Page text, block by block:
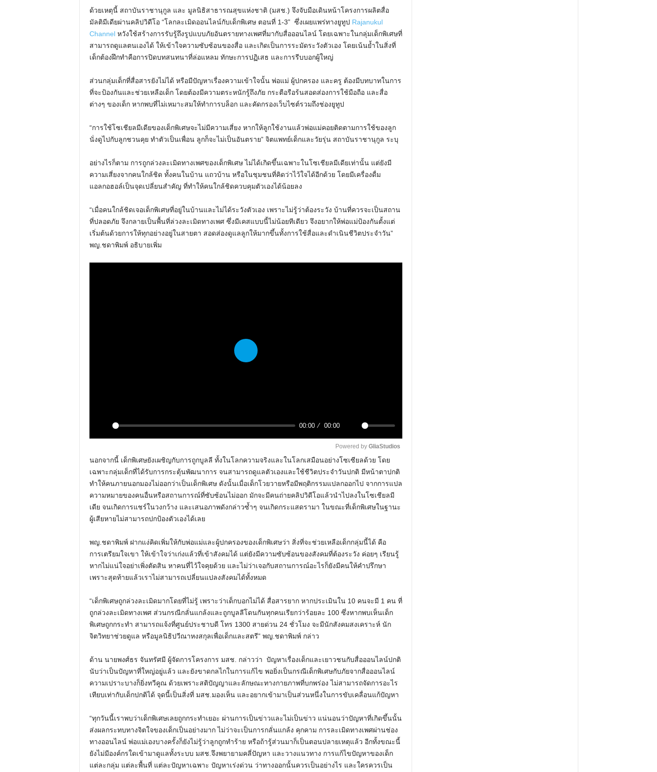
ด้วยเหตุนี้ สถาบันราชานุกูล และ มูลนิธิสาธารณสุขแห่งชาติ (มสช.) จึงจับมือเดินหน้าโครงการผลิตสื่อ
มัลติมีเดียผ่านคลิปวิดีโอ “โลกละเมิดออนไลน์กับเด็กพิเศษ ตอนที่ 1-3” ซึ่งเผยแพร่ทางยูทูป Rajanukul
Channelหวังใช้สร้างการรับรู้ถึงรูปแบบภัยอันตรายทางเพศที่มากับสื่อออนไลน์ โดยเฉพาะในกลุ่มเด็กพิเศษที่
สามารถดูแลตนเองได้ ให้เข้าใจความซับซ้อนของสื่อ และเกิดเป็นการระมัดระวังตัวเอง โดยเน้นย้ำในสิ่งที่
เด็กต้องฝึกทำคือการปิดบทสนทนาที่ล่อแหลม ทักษะการปฏิเสธ และการรีบบอกผู้ใหญ่
ส่วนกลุ่มเด็กที่สื่อสารยังไม่ได้ หรือมีปัญหาเรื่องความเข้าใจนั้น พ่อแม่ ผู้ปกครอง และครู ต้องมีบทบาทในการ
ที่จะป้องกันและช่วยเหลือเด็ก โดยต้องมีความตระหนักรู้ถึงภัย กระตือรือร้นสอดส่องการใช้มือถือ และสื่อ
ต่างๆ ของเด็ก หากพบที่ไม่เหมาะสมให้ทำการบล็อก และคัดกรองเว็บไซต์รวมถึงช่องยูทูป
“การใช้โซเชียลมีเดียของเด็กพิเศษจะไม่มีความเสี่ยง หากให้ลูกใช้งานแล้วพ่อแม่คอยติดตามการใช้ของลูก
นั่งดูไปกับลูกชวนคุย ทำตัวเป็นเพื่อน ลูกก็จะไม่เป็นอันตราย” จิตแพทย์เด็กและวัยรุ่น สถาบันราชานุกูล ระบุ
อย่างไรก็ตาม การถูกล่วงละเมิดทางเพศของเด็กพิเศษ ไม่ได้เกิดขึ้นเฉพาะในโซเชียลมีเดียเท่านั้น แต่ยังมี
ความเสี่ยงจากคนใกล้ชิด ทั้งคนในบ้าน แถวบ้าน หรือในชุมชนที่คิดว่าไว้ใจได้อีกด้วย โดยมีเครื่องดื่ม
แอลกอฮอล์เป็นจุดเปลี่ยนสำคัญ ที่ทำให้คนใกล้ชิดควบคุมตัวเองได้น้อยลง
“เมื่อคนใกล้ชิดเจอเด็กพิเศษที่อยู่ในบ้านและไม่ได้ระวังตัวเอง เพราะไม่รู้ว่าต้องระวัง บ้านที่ควรจะเป็นสถาน
ที่ปลอดภัย จึงกลายเป็นพื้นที่ล่วงละเมิดทางเพศ ซึ่งมีเคสแบบนี้ไม่น้อยทีเดียว จึงอยากให้พ่อแม่ป้องกันตั้งแต่
เริ่มต้นด้วยการให้ทุกอย่างอยู่ในสายตา สอดส่องดูแลลูกให้มากขึ้นทั้งการใช้สื่อและดำเนินชีวิตประจำวัน”
พญ.ชดาพิมพ์ อธิบายเพิ่ม
P
a
y
00:00 00:00
M
u
t
e
P
Powered by GliaStudios
นอกจากนี้ เด็กพิเศษยังเผชิญกับการถูกบูลลี ทั้งในโลกความจริงและในโลกเสมือนอย่างโซเซียลด้วย โดย
เฉพาะกลุ่มเด็กที่ได้รับการกระตุ้นพัฒนาการ จนสามารถดูแลตัวเองและใช้ชีวิตประจำวันปกติ มีหน้าตาปกติ
ทำให้คนภายนอกมองไม่ออกว่าเป็นเด็กพิเศษ ดังนั้นเมื่อเด็กโวยวายหรือมีพฤติกรรมแปลกออกไป จากการแปล
ความหมายของคนอื่นหรือสถานการณ์ที่ซับซ้อนไม่ออก มักจะมีคนถ่ายคลิปวิดีโอแล้วนำไปลงในโซเชียลมี
เดีย จนเกิดการแชร์ในวงกว้าง และเสนอภาพดังกล่าวซ้ำๆ จนเกิดกระแสดรามา ในขณะที่เด็กพิเศษในฐานะ
ผู้เสียหายไม่สามารถปกป้องตัวเองได้เลย
พญ.ชดาพิมพ์ ฝากแง่คิดเพิ่มให้กับพ่อแม่และผู้ปกครองของเด็กพิเศษว่า สิ่งที่จะช่วยเหลือเด็กกลุ่มนี้ได้ คือ
การเตรียมใจเขา ให้เข้าใจว่าเก่งแล้วที่เข้าสังคมได้ แต่ยังมีความซับซ้อนของสังคมที่ต้องระวัง ค่อยๆ เรียนรู้
หากไม่แน่ใจอย่าเพิ่งตัดสิน หาคนที่ไว้ใจคุยด้วย และไม่ว่าเจอกับสถานการณ์อะไรก็ยังมีคนให้คำปรึกษา
เพราะสุดท้ายแล้วเราไม่สามารถเปลี่ยนแปลงสังคมได้ทั้งหมด
“เด็กพิเศษถูกล่วงละเมิดมากโดยที่ไม่รู้ เพราะว่าเด็กบอกไม่ได้ สื่อสารยาก หากประเมินใน 10 คนจะมี 1 คน ที่
ถูกล่วงละเมิดทางเพศ ส่วนกรณีกลั่นแกล้งและถูกบูลลีโดนกันทุกคนเรียกว่าร้อยละ 100 ซึ่งหากพบเห็นเด็ก
พิเศษถูกกระทำ สามารถแจ้งที่ศูนย์ประชาบดี โทร 1300 สายด่วน 24 ชั่วโมง จะมีนักสังคมสงเคราะห์ นัก
จิตวิทยาช่วยดูแล หรือมูลนิธิปวีณาหงสกุลเพื่อเด็กและสตรี” พญ.ชดาพิมพ์ กล่าว
ด้าน นายพงศ์ธร จันทรัศมี ผู้จัดการโครงการ มสช. กล่าวว่า ปัญหาเรื่องเด็กและเยาวชนกับสื่อออนไลน์ปกติ
นับว่าเป็นปัญหาที่ใหญ่อยู่แล้ว และยังขาดกลไกในการแก้ไข พอยิ่งเป็นกรณีเด็กพิเศษกับภัยจากสื่อออนไลน์
ความเปราะบางก็ยิ่งทวีคูณ ด้วยเพราะสติปัญญาและลักษณะทางกายภาพที่บกพร่อง ไม่สามารถจัดการอะไร
เทียบเท่ากับเด็กปกติได้ จุดนี้เป็นสิ่งที่ มสช.มองเห็น และอยากเข้ามาเป็นส่วนหนึ่งในการขับเคลื่อนแก้ปัญหา
“ทุกวันนี้เราพบว่าเด็กพิเศษเลยถูกกระทำเยอะ ผ่านการเป็นข่าวและไม่เป็นข่าว แน่นอนว่าปัญหาที่เกิดขึ้นนั้น
ส่งผลกระทบทางจิตใจของเด็กเป็นอย่างมาก ไม่ว่าจะเป็นการกลั่นแกล้ง คุกคาม การละเมิดทางเพศผ่านช่อง
ทางออนไลน์ พ่อแม่เองบางครั้งก็ยังไม่รู้ว่าลูกถูกทำร้าย หรือถ้ารู้ส่วนมาก็เป็นตอนปลายเหตุแล้ว อีกทั้งขณะนี้
ยังไม่มีองค์กรใดเข้ามาดูแลทั้งระบบ มสช.จึงพยายามคลี่ปัญหา และวางแนวทาง การแก้ไขปัญหาของเด็ก
แต่ละกลุ่ม แต่ละพื้นที่ แต่ละปัญหาเฉพาะ ปัญหาเร่งด่วน ว่าทางออกนั้นควรเป็นอย่างไร และใครควรเป็น